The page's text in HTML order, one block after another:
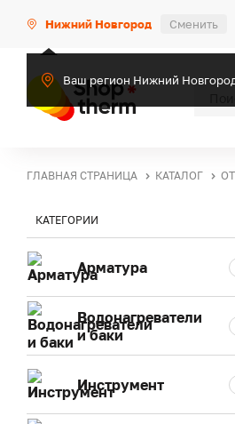
Нижний Новгород Сменить
Ваш регион Нижний
ГЛАВНАЯ СТРАНИЦА КАТАЛОГ
КАТЕГОРИИ
Арматура
Водонагреватели
и баки
Инструмент